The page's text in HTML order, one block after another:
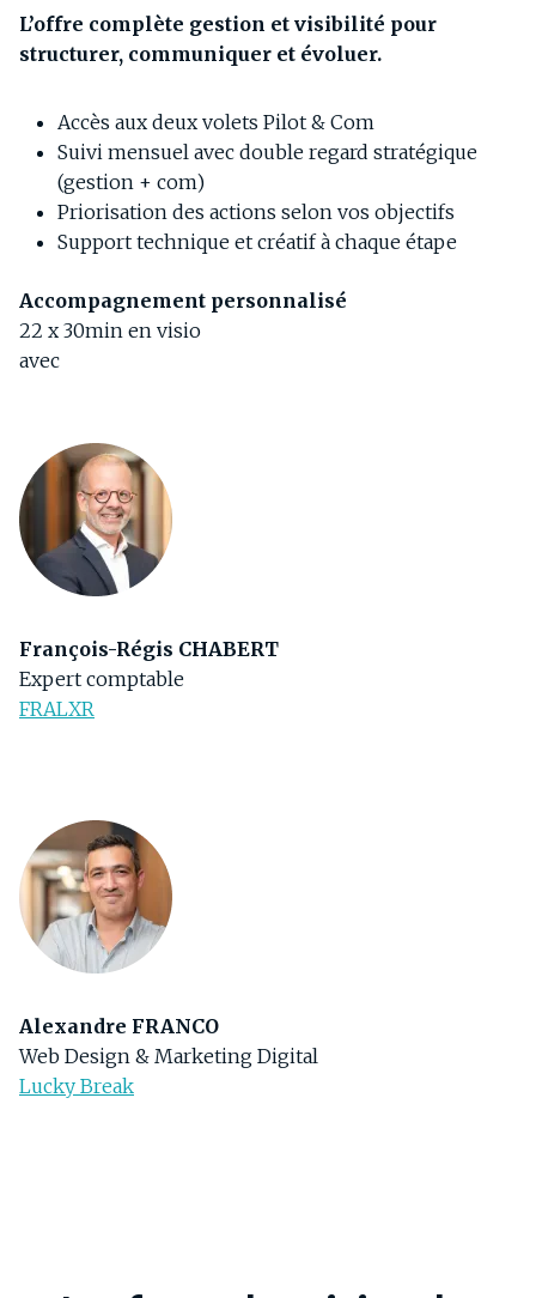
L’offre complète gestion et visibilité pour
structurer, communiquer et évoluer.
Accès aux deux volets Pilot & Com
Suivi mensuel avec double regard stratégique
(gestion + com)
Priorisation des actions selon vos objectifs
Support technique et créatif à chaque étape
Accompagnement personnalisé
22 x 30min en visio
avec
François-Régis CHABERT
Expert comptable
FRALXR
Alexandre FRANCO
Web Design & Marketing Digital
Lucky Break